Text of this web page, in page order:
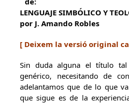
LENGUAJE SIMBÓLICO Y
por J. Amando Robles
[ Deixem la versió original
Sin duda alguna el título
genérico, necesitando de
adelantamos que de lo que
que sigue es de la